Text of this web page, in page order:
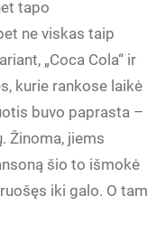
tapo
ne viskas taip
„Coca Cola“ ir
kurie rankose laikė
buvo paprasta –
Žinoma, jiems
šio to išmokė
iki galo. O tam